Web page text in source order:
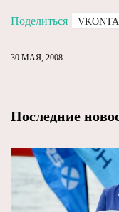
Поделиться
30 МАЯ, 2008
Последние